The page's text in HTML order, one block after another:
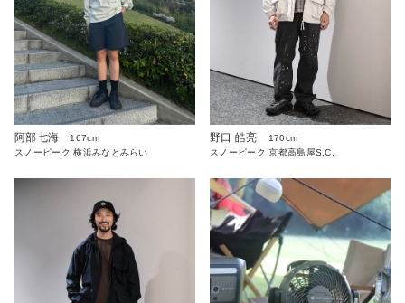
阿部七海
167cm
スノーピーク 横浜みなとみらい
野口 皓亮
170cm
スノーピーク 京都高島屋S.C.